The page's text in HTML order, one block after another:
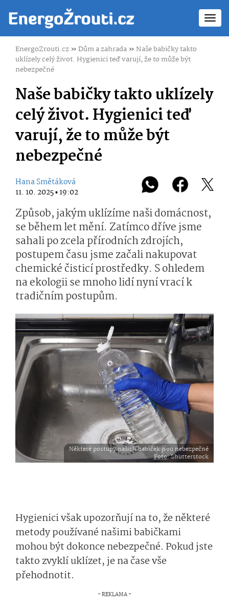
EnergoZrouti.cz»Dům a zahrada»Naše babičky takto
uklízely celý život. Hygienici teď varují, že to může být
nebezpečné
Naše babičky takto uklízely
celý život. Hygienici teď
varují, že to může být
nebezpečné
Hana Smětáková
11. 10. 2025 ▪ 19:02
Způsob, jakým uklízíme naši domácnost,
se během let mění. Zatímco dříve jsme
sahali po zcela přírodních zdrojích,
postupem času jsme začali nakupovat
chemické čisticí prostředky. S ohledem
na ekologii se mnoho lidí nyní vrací k
tradičním postupům.
Některé postupy našich babiček jsou nebezpečné
Foto: Shutterstock
Hygienici však upozorňují na to, že některé
metody používané našimi babičkami
mohou být dokonce nebezpečné. Pokud jste
takto zvyklí uklízet, je na čase vše
přehodnotit.